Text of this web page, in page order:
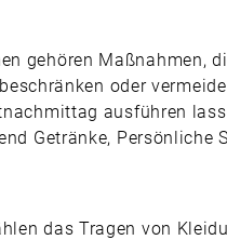
gehören Maßnahmen,
oder
ausführen
Getränke, Persönliche
das Tragen von